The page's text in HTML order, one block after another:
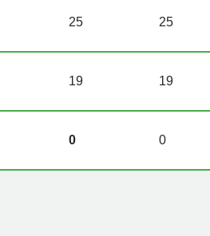
25 25
19 19
0 0